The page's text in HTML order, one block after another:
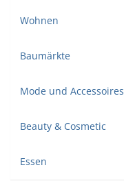
Wohnen
Baumärkte
Mode und Accessoires
Beauty & Cosmetic
Essen